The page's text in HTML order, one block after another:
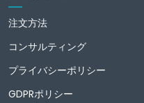
注文方法
コンサルティング
プライバシーポリシー
GDPRポリシー